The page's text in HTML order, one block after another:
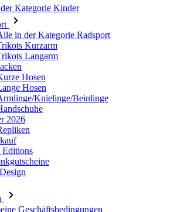
Langarm
Jacken
Hosen
Hosen
Knielinge/Beinlinge
2026
Editions
Geschäftsbedingungen